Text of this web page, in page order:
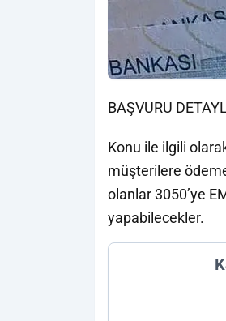
BAŞVURU
Konu ile ilgili
müşterilere
olanlar 3050’ye
yapabilecekler.